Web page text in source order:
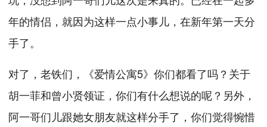
年的情侣，就因为这样一点小事儿，在新年第一天分
手了。
对了，老铁们，《爱情公寓5》你们都看了吗？关于
胡一菲和曾小贤领证，你们有什么想说的呢？另外，
阿一哥们儿跟她女朋友就这样分手了，你们觉得惋惜